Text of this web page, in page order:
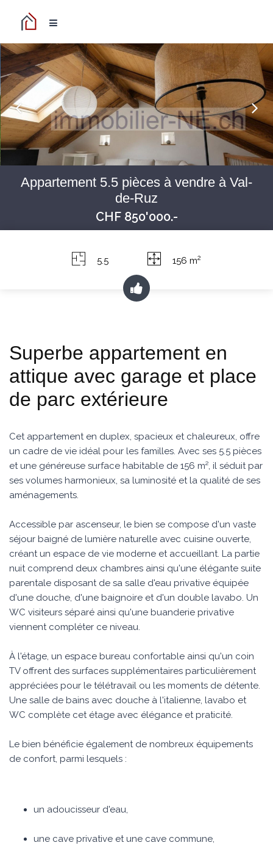
Appartement 5.5 pièces à vendre à Val-
de-Ruz
CHF 850'000.-
5.5 156 m2
Superbe appartement en
attique avec garage et place
de parc extérieure
Cet appartement en duplex, spacieux et chaleureux, offre
un cadre de vie idéal pour les familles. Avec ses 5.5 pièces
et une généreuse surface habitable de 156 m², il séduit par
ses volumes harmonieux, sa luminosité et la qualité de ses
aménagements.
Accessible par ascenseur, le bien se compose d'un vaste
séjour baigné de lumière naturelle avec cuisine ouverte,
créant un espace de vie moderne et accueillant. La partie
nuit comprend deux chambres ainsi qu'une élégante suite
parentale disposant de sa salle d'eau privative équipée
d'une douche, d'une baignoire et d'un double lavabo. Un
WC visiteurs séparé ainsi qu'une buanderie privative
viennent compléter ce niveau.
À l'étage, un espace bureau confortable ainsi qu'un coin
TV offrent des surfaces supplémentaires particulièrement
appréciées pour le télétravail ou les moments de détente.
Une salle de bains avec douche à l'italienne, lavabo et
WC complète cet étage avec élégance et praticité.
Le bien bénéficie également de nombreux équipements
de confort, parmi lesquels :
un adoucisseur d'eau,
une cave privative et une cave commune,